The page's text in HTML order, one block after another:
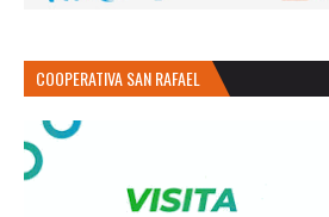
COOPERATIVA SAN RAFAEL